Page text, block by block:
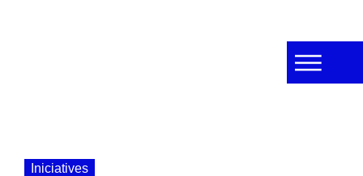
Iniciatives